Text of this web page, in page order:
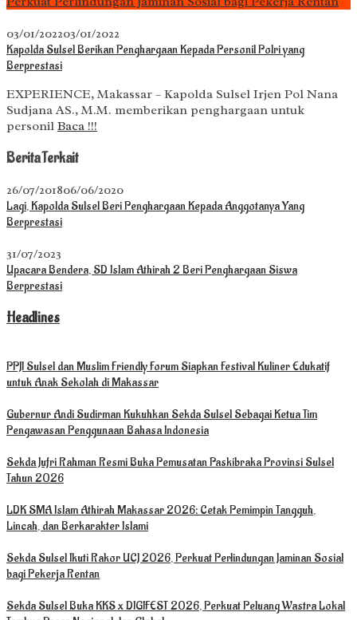
03/01/202203/01/2022
Kapolda Sulsel Berikan Penghargaan Kepada Personil Polri yang
Berprestasi
EXPERIENCE, Makassar – Kapolda Sulsel Irjen Pol Nana
Sudjana AS., M.M. memberikan penghargaan untuk
personil Baca !!!
Berita Terkait
26/07/201806/06/2020
Lagi, Kapolda Sulsel Beri Penghargaan Kepada Anggotanya Yang
Berprestasi
31/07/2023
Upacara Bendera, SD Islam Athirah 2 Beri Penghargaan Siswa
Berprestasi
Headlines
PPJI Sulsel dan Muslim Friendly Forum Siapkan Festival Kuliner Edukatif
untuk Anak Sekolah di Makassar
Gubernur Andi Sudirman Kukuhkan Sekda Sulsel Sebagai Ketua Tim
Pengawasan Penggunaan Bahasa Indonesia
Sekda Jufri Rahman Resmi Buka Pemusatan Paskibraka Provinsi Sulsel
Tahun 2026
LDK SMA Islam Athirah Makassar 2026: Cetak Pemimpin Tangguh,
Lincah, dan Berkarakter Islami
Sekda Sulsel Ikuti Rakor UCJ 2026, Perkuat Perlindungan Jaminan Sosial
bagi Pekerja Rentan
Sekda Sulsel Buka KKS x DIGIFEST 2026, Perkuat Peluang Wastra Lokal